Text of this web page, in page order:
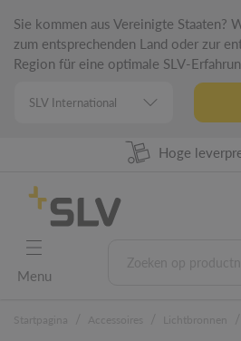
Sie kommen aus Vereinigte Staaten?
zum entsprechenden Land oder zur
Region für eine optimale SLV-
98% uit voorraad
Hoge5 jaar
German
Menu